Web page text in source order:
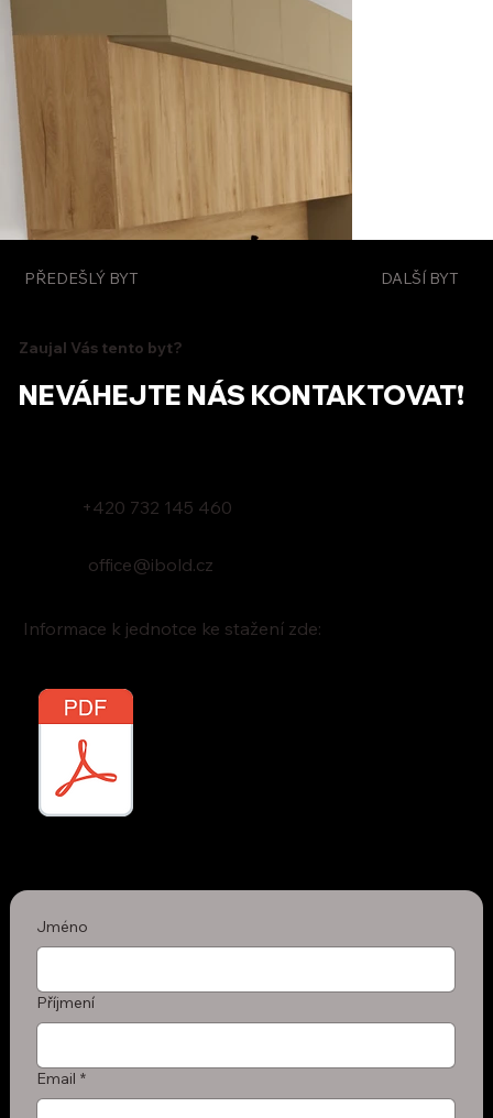
DALŠÍ BYT
PŘEDEŠLÝ BYT
+420 732 145 460
office@ibold.cz
Informace k jednotce ke stažení zde:
Zaujal Vás tento byt?
NEVÁHEJTE NÁS KONTAKTOVAT!
Jméno
Příjmení
Email *